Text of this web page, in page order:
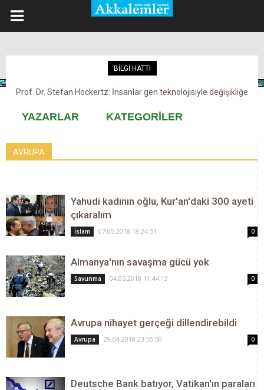
BİLGİ HATTI
Prof. Dr. Stefan Hockertz: İnsanlar gen teknolojisiyle değişikliğe
Kovid-19 aşısı, devşirme ve kobay!
YAZARLAR KATEGORİLER
AVRUPA
Yahudi kadının oğlu, Kur'an'daki 300 ayeti
çıkaralım
İslam 07.05.2018 18:24:51 0
Almanya'nın savaşma gücü yok
Savunma 04.05.2018 11:44:13 0
Avrupa nihayet gerçeği dillendirebildi
Avrupa 29.04.2018 23:55:50 0
Deutsche Bank batıyor, Vatikan'ın paraları